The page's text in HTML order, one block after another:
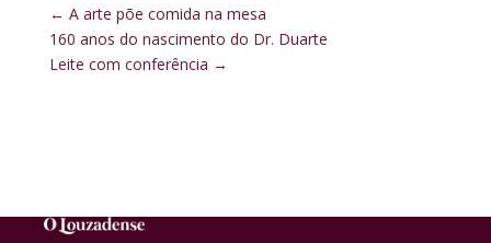
← A arte põe comida na mesa
160 anos do nascimento do Dr. Duarte
Leite com conferência →